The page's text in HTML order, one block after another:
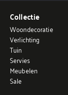
Collectie
Woondecoratie
Verlichting
Tuin
Servies
Meubelen
Sale